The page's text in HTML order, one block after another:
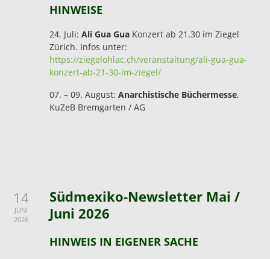
HINWEISE
24. Juli:Ali Gua Gua Konzert ab 21.30 im Ziegel
Zürich. Infos unter:
https://ziegelohlac.ch/veranstaltung/ali-gua-gua-
konzert-ab-21-30-im-ziegel/
07. – 09. August:Anarchistische Büchermesse,
KuZeB Bremgarten / AG
14
JUNI
2026
Südmexiko-Newsletter Mai /
Juni 2026
HINWEIS IN EIGENER SACHE